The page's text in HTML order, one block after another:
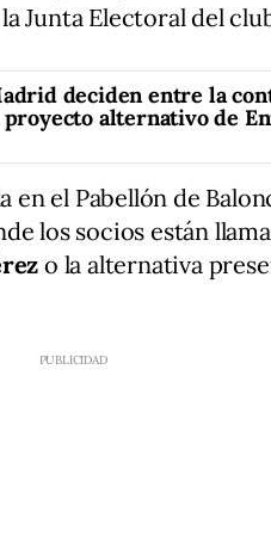
Junta Electoral del
deciden entre la
alternativo de
en el Pabellón de
los socios están
o la alternativa